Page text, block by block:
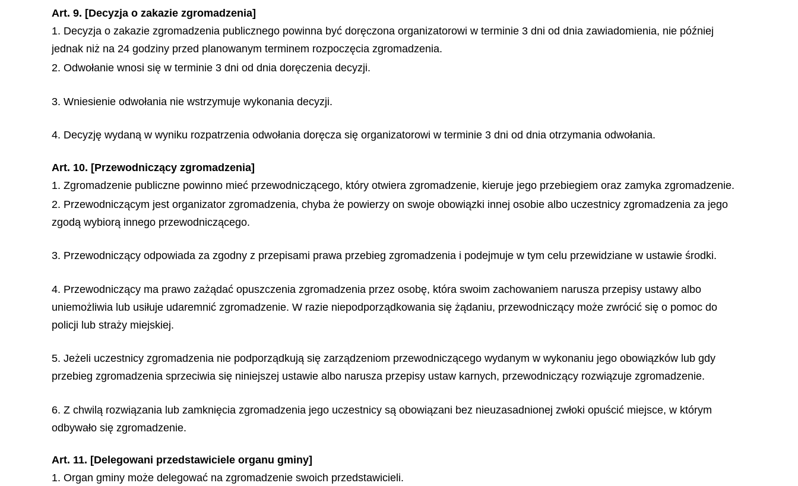
Art. 9. [Decyzja o zakazie zgromadzenia]
1. Decyzja o zakazie zgromadzenia publicznego powinna być doręczona organizatorowi w terminie 3 dni od dnia zawiadomienia, nie później
jednak niż na 24 godziny przed planowanym terminem rozpoczęcia zgromadzenia.
2. Odwołanie wnosi się w terminie 3 dni od dnia doręczenia decyzji.
3. Wniesienie odwołania nie wstrzymuje wykonania decyzji.
4. Decyzję wydaną w wyniku rozpatrzenia odwołania doręcza się organizatorowi w terminie 3 dni od dnia otrzymania odwołania.
Art. 10. [Przewodniczący zgromadzenia]
1. Zgromadzenie publiczne powinno mieć przewodniczącego, który otwiera zgromadzenie, kieruje jego przebiegiem oraz zamyka zgromadzenie.
2. Przewodniczącym jest organizator zgromadzenia, chyba że powierzy on swoje obowiązki innej osobie albo uczestnicy zgromadzenia za jego
zgodą wybiorą innego przewodniczącego.
3. Przewodniczący odpowiada za zgodny z przepisami prawa przebieg zgromadzenia i podejmuje w tym celu przewidziane w ustawie środki.
4. Przewodniczący ma prawo zażądać opuszczenia zgromadzenia przez osobę, która swoim zachowaniem narusza przepisy ustawy albo
uniemożliwia lub usiłuje udaremnić zgromadzenie. W razie niepodporządkowania się żądaniu, przewodniczący może zwrócić się o pomoc do
policji lub straży miejskiej.
5. Jeżeli uczestnicy zgromadzenia nie podporządkują się zarządzeniom przewodniczącego wydanym w wykonaniu jego obowiązków lub gdy
przebieg zgromadzenia sprzeciwia się niniejszej ustawie albo narusza przepisy ustaw karnych, przewodniczący rozwiązuje zgromadzenie.
6. Z chwilą rozwiązania lub zamknięcia zgromadzenia jego uczestnicy są obowiązani bez nieuzasadnionej zwłoki opuścić miejsce, w którym
odbywało się zgromadzenie.
Art. 11. [Delegowani przedstawiciele organu gminy]
1. Organ gminy może delegować na zgromadzenie swoich przedstawicieli.